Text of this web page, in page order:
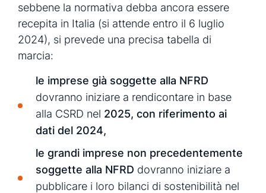
sebbene la normativa debba ancora essere
recepita in Italia (si attende entro il 6 luglio
2024), si prevede una precisa tabella di
marcia:
le imprese già soggette alla NFRD
dovranno iniziare a rendicontare in base
alla CSRD nel 2025, con riferimento ai
dati del 2024,
le grandi imprese non precedentemente
soggette alla NFRD dovranno iniziare a
pubblicare i loro bilanci di sostenibilità nel